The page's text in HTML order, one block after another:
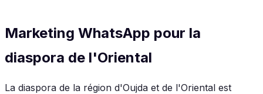
Marketing WhatsApp pour la
diaspora de l'Oriental
La diaspora de la région d'Oujda et de l'Oriental est